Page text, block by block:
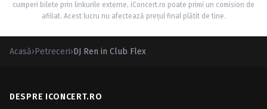
cumperi bilete prin linkurile externe, iConcert.ro poate primi un comision de
afiliat. Acest lucru nu afectează prețul final plătit de tine.
Acasă›Petreceri›DJ Ren in Club Flex
DESPRE ICONCERT.RO